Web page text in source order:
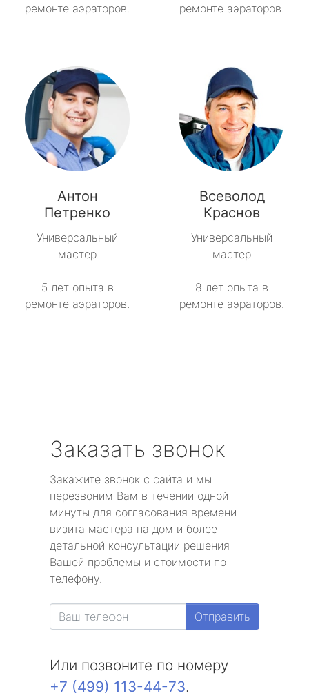
ремонте аэраторов.
ремонте аэраторов.
Антон
Петренко
Универсальный
мастер
5 лет опыта в
ремонте аэраторов.
Всеволод
Краснов
Универсальный
мастер
8 лет опыта в
ремонте аэраторов.
Заказать звонок
Закажите звонок с сайта и мы
перезвоним Вам в течении одной
минуты для согласования времени
визита мастера на дом и более
детальной консультации решения
Вашей проблемы и стоимости по
телефону.
Отправить
Или позвоните по номеру
+7 (499) 113-44-73.